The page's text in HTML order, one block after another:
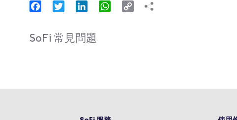
FacebookTwitter LinkedInWhatsApp
Copy
SoFi 常見問題